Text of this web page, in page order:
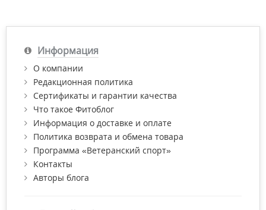
Информация
О компании
Редакционная политика
Сертификаты и гарантии качества
Что такое Фитоблог
Информация о доставке и оплате
Политика возврата и обмена товара
Программа «Ветеранский спорт»
Контакты
Авторы блога